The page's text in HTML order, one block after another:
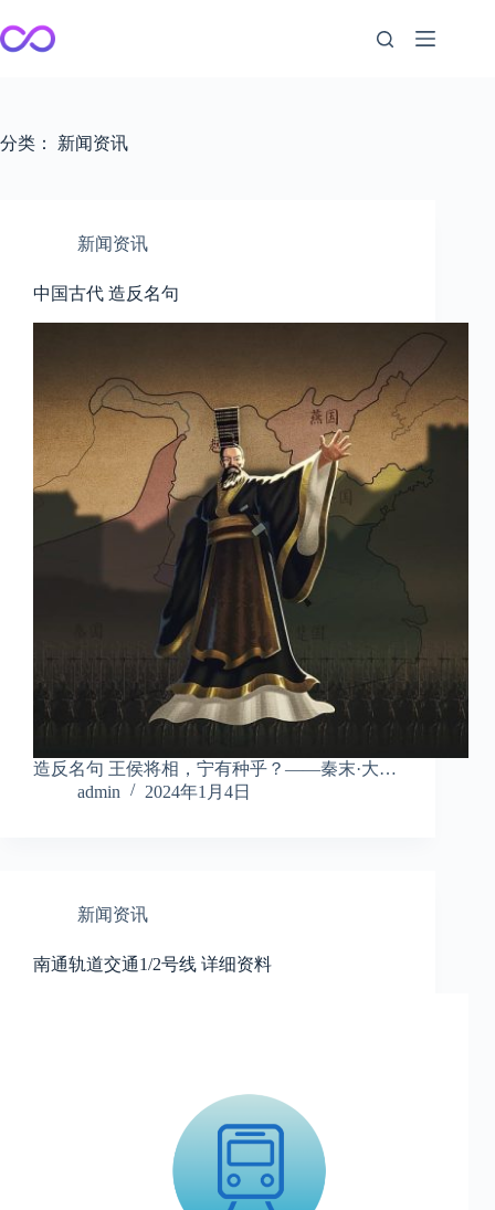
至
内
分类： 新闻资讯
新闻资讯
中国古代 造反名句
造反名句 王侯将相，宁有种乎？——秦末·大…
admin
2024年1月4日
新闻资讯
南通轨道交通1/2号线 详细资料